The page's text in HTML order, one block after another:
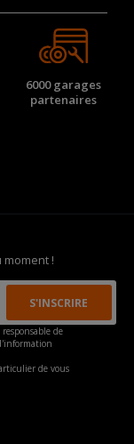
6000 garages
partenaires
!
de
de vous